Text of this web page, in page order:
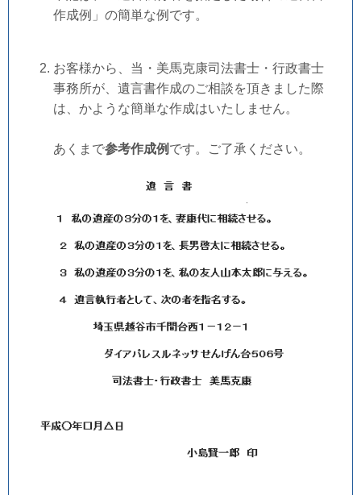
作成例」の簡単な例です。
お客様から、当・美馬克康司法書士・行政書士
事務所が、遺言書作成のご相談を頂きました際
は、かような簡単な作成はいたしません。
あくまで参考作成例 です。ご了承ください。